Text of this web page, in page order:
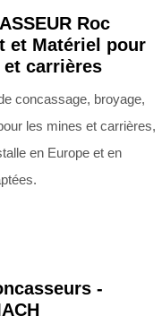
Roc
et Matériel pour
et carrières
concassage, broyage,
les mines et carrières,
en Europe et en
-